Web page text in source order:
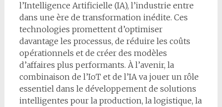
l’Intelligence Artificielle (IA), l’industrie entre
dans une ère de transformation inédite. Ces
technologies promettent d’optimiser
davantage les processus, de réduire les coûts
opérationnels et de créer des modèles
d’affaires plus performants. À l’avenir, la
combinaison de l’IoT et de l’IA va jouer un rôle
essentiel dans le développement de solutions
intelligentes pour la production, la logistique, la